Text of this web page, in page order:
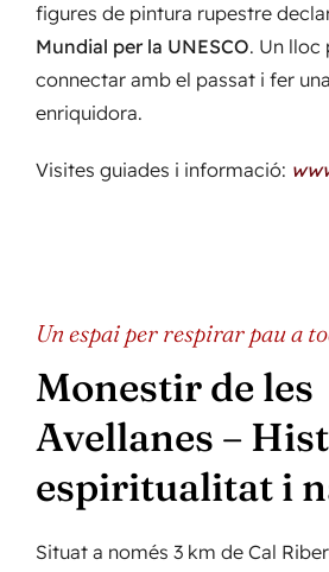
figures de pintura rupestre
Mundial per la UNESCO. Un lloc
connectar amb el passat i fer
enriquidora.
Visites guiades i informació:
Un espai per respirar pau a
Monestir de les
Avellanes –
espiritualitat i
Situat a només 3 km de Cal